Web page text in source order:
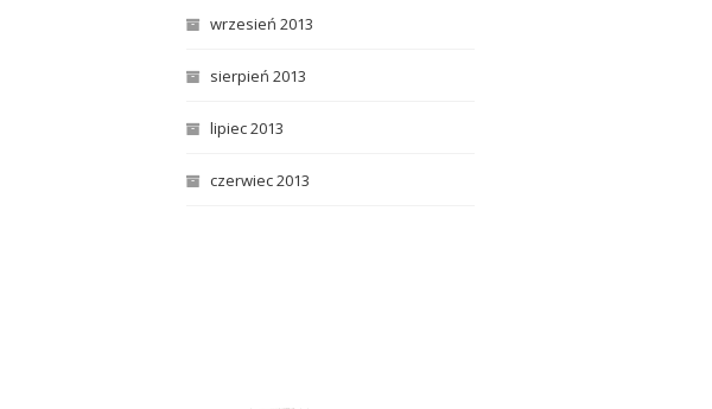
wrzesień 2013
sierpień 2013
lipiec 2013
czerwiec 2013